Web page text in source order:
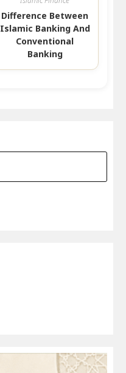
Difference Between
Islamic Banking And
Conventional
Banking